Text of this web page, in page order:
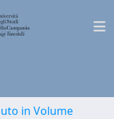
in Volume